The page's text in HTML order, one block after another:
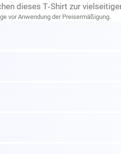
dieses T‑Shirt zur
vor Anwendung der Preisermäßigung.